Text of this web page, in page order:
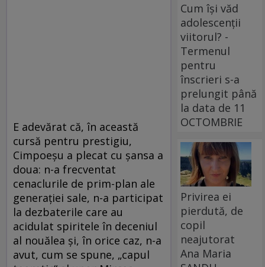
E adevărat că, în această
cursă pentru prestigiu,
Cimpoeșu a plecat cu șansa a
doua: n-a frecventat
cenaclurile de prim-plan ale
generației sale, n-a participat
la dezbaterile care au
acidulat spiritele în deceniul
al nouălea și, în orice caz, n-a
avut, cum se spune, „capul
Cum își văd
adolescenții
viitorul? -
Termenul
pentru
înscrieri s-a
prelungit până
la data de 11
OCTOMBRIE
Privirea ei
pierdută, de
copil
neajutorat
Ana Maria